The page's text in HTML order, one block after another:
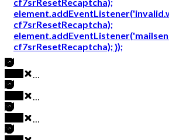
cf7srResetRecaptcha);
cf7srResetRecaptcha); });